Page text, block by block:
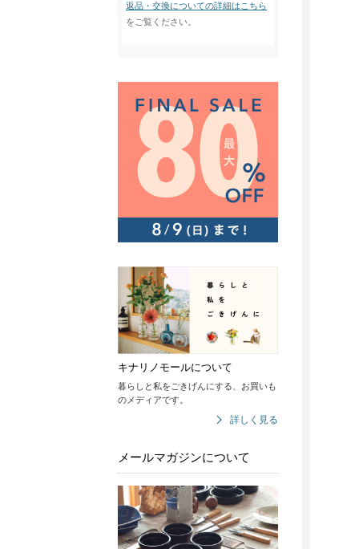
返品・交換についての詳細はこちら
をご覧ください。
キナリノモールについて
暮らしと私をごきげんにする、お買いも
のメディアです。
詳しく見る
メールマガジンについて